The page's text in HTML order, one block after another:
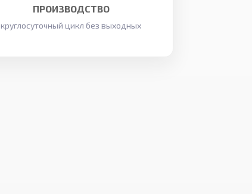
ПРОИЗВОДСТВО
круглосуточный цикл без выходных